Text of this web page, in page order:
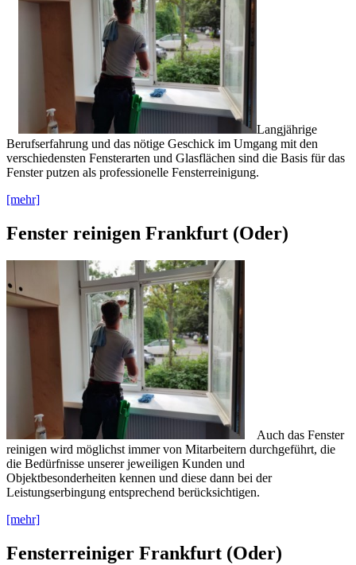
Langjährige
Berufserfahrung und das nötige Geschick im Umgang mit den
verschiedensten Fensterarten und Glasflächen sind die Basis für das
Fenster putzen als professionelle Fensterreinigung.
[mehr]
Fenster reinigen Frankfurt (Oder)
Auch das Fenster
reinigen wird möglichst immer von Mitarbeitern durchgeführt, die
die Bedürfnisse unserer jeweiligen Kunden und
Objektbesonderheiten kennen und diese dann bei der
Leistungserbingung entsprechend berücksichtigen.
[mehr]
Fensterreiniger Frankfurt (Oder)